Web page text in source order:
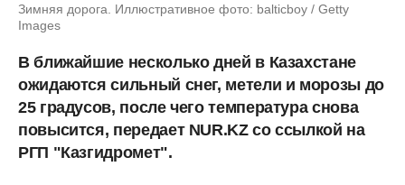
Зимняя дорога. Иллюстративное фото: balticboy / Getty
Images
В ближайшие несколько дней в Казахстане
ожидаются сильный снег, метели и морозы до
25 градусов, после чего температура снова
повысится, передает NUR.KZ со ссылкой на
РГП "Казгидромет".